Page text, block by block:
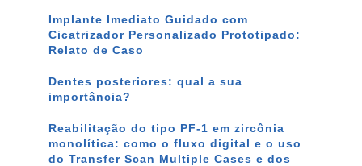
Implante Imediato Guidado com
Cicatrizador Personalizado Prototipado:
Relato de Caso
Dentes posteriores: qual a sua
importância?
Reabilitação do tipo PF-1 em zircônia
monolítica: como o fluxo digital e o uso
do Transfer Scan Multiple Cases e dos